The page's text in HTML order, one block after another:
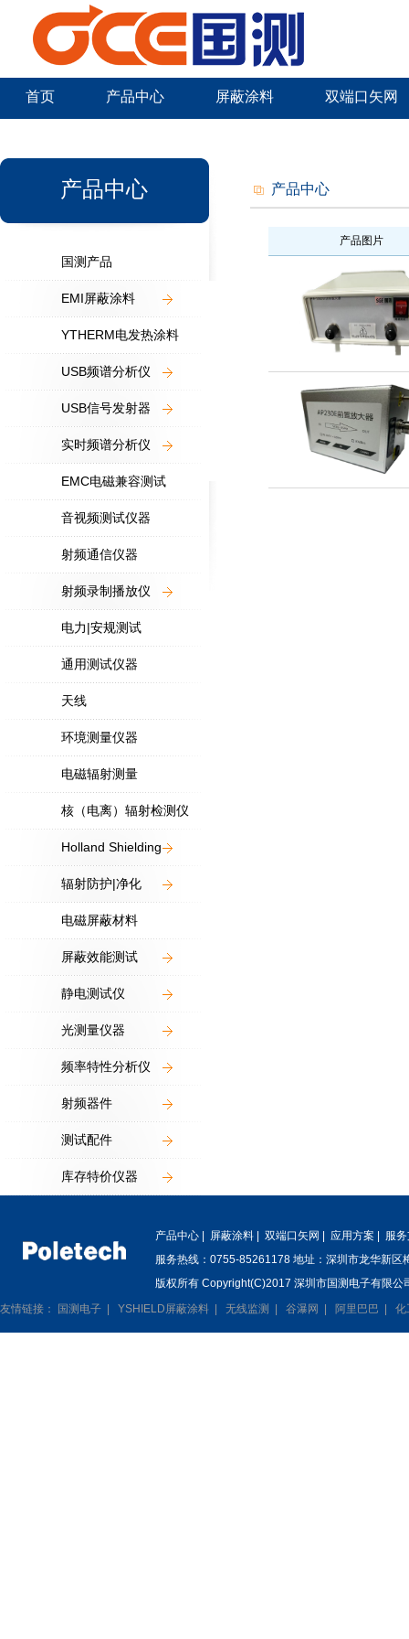
首页 产品中心 屏蔽涂料 双端口矢网
产品中心
国测产品
EMI屏蔽涂料
YTHERM电发热涂料
USB频谱分析仪
USB信号发射器
实时频谱分析仪
EMC电磁兼容测试
音视频测试仪器
射频通信仪器
射频录制播放仪
电力|安规测试
通用测试仪器
天线
环境测量仪器
电磁辐射测量
核（电离）辐射检测仪
Holland Shielding
辐射防护|净化
电磁屏蔽材料
屏蔽效能测试
静电测试仪
光测量仪器
频率特性分析仪
射频器件
测试配件
库存特价仪器
产品中心
产品图片
产品中心 屏蔽涂料 双端口矢网 应用方案
服
服务热线：0755-85261178 地址：深圳市龙华新区
版权所有 Copyright(C)2017 深圳市国测电子有限公
友情链接：
国测电子 YSHIELD屏蔽涂料 无线监测 谷瀑网 阿里巴巴 化